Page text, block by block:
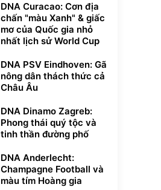
DNA Curacao: Cơn địa
chấn "màu Xanh" & giấc
mơ của Quốc gia nhỏ
nhất lịch sử World Cup
DNA PSV Eindhoven: Gã
nông dân thách thức cả
Châu Âu
DNA Dinamo Zagreb:
Phong thái quý tộc và
tinh thần đường phố
DNA Anderlecht:
Champagne Football và
màu tím Hoàng gia